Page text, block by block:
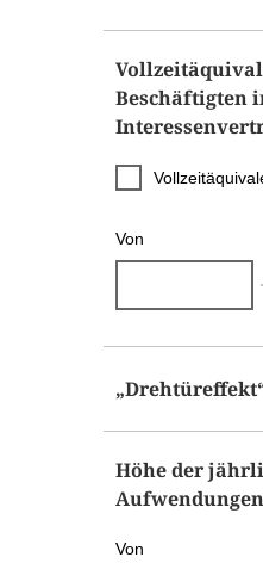
Beschäftigten
Von
Höhe der
Aufwendungen
Von